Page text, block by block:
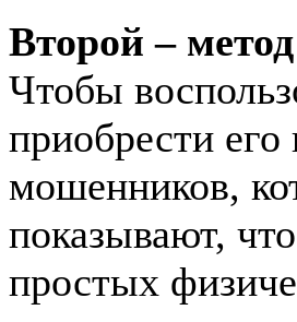
Второй –
Чтобы
приобрести
мошенников,
показывают,
простых